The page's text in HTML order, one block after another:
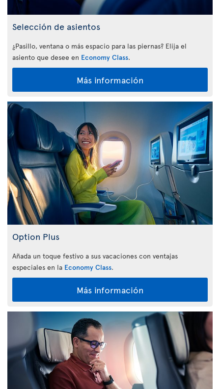
Selección de asientos
¿Pasillo, ventana o más espacio para las piernas? Elija el
asiento que desee en Economy Class.
Más información
Option Plus
Añada un toque festivo a sus vacaciones con ventajas
especiales en la Economy Class.
Más información